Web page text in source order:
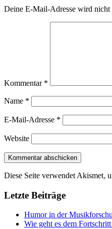
Deine E-Mail-Adresse wird
Kommentar *
Name *
E-Mail-Adresse *
Website
Diese Seite verwendet Akismet,
Letzte Beiträge
Humor in der
Wie geht es dem